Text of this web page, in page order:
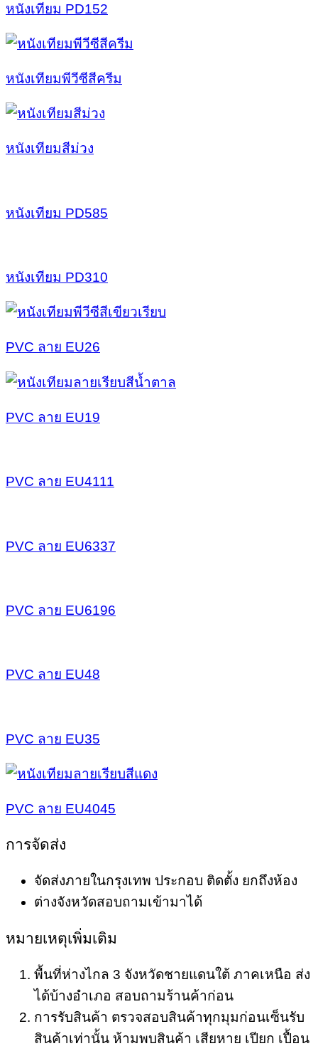
หนังเทียม PD152
หนังเทียมพีวีซีสีครีม
หนังเทียมสีม่วง
หนังเทียม PD585
หนังเทียม PD310
PVC ลาย EU26
PVC ลาย EU19
PVC ลาย EU4111
PVC ลาย EU6337
PVC ลาย EU6196
PVC ลาย EU48
PVC ลาย EU35
PVC ลาย EU4045
การจัดส่ง
จัดส่งภายในกรุงเทพ ประกอบ ติดตั้ง ยกถึงห้อง
ต่างจังหวัดสอบถามเข้ามาได้
หมายเหตุเพิ่มเติม
พื้นที่ห่างไกล 3 จังหวัดชายแดนใต้ ภาคเหนือ ส่ง
ได้บ้างอำเภอ สอบถามร้านค้าก่อน
การรับสินค้า ตรวจสอบสินค้าทุกมุมก่อนเซ็นรับ
สินค้าเท่านั้น ห้ามพบสินค้า เสียหาย เปียก เปื้อน